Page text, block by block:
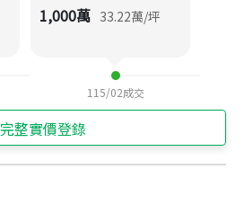
1,000萬 33.22萬/坪
115/02成交
完整實價登錄